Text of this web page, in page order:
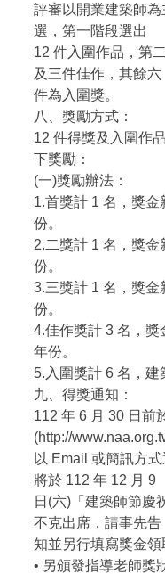
評審以開業建築師
選，第一階段選出
12 件入圍作品，第
及三件佳作，其餘六
件為入圍獎。
八、獎勵方式：
12 件得獎及入圍作
下獎勵：
(一)獎勵辦法：
1.首獎計 1 名，獎
份。
2.二獎計 1 名，獎
份。
3.三獎計 1 名，獎
份。
4.佳作獎計 3 名，獎
年份。
5.入圍獎計 6 名，建
九、得獎通知：
112 年 6 月 30 日前
(http://
以 Email 或簡訊方
將於 112 年 12 月 9
日(六)「建築師節慶
不克出席，請事先告
知並另行填寫獎金領
• 另頒發指導老師獎